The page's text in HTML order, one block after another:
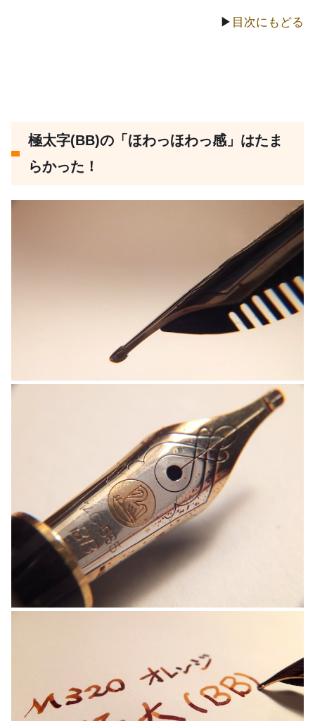
▶ 目次にもどる
極太字(BB)の「ほわっほわっ感」はたま
らかった！